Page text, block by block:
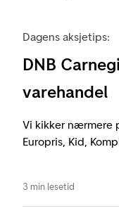
Dagens aksjetips:
DNB
varehandel
Vi kikker nærmere
Europris, Kid,
3 min lesetid